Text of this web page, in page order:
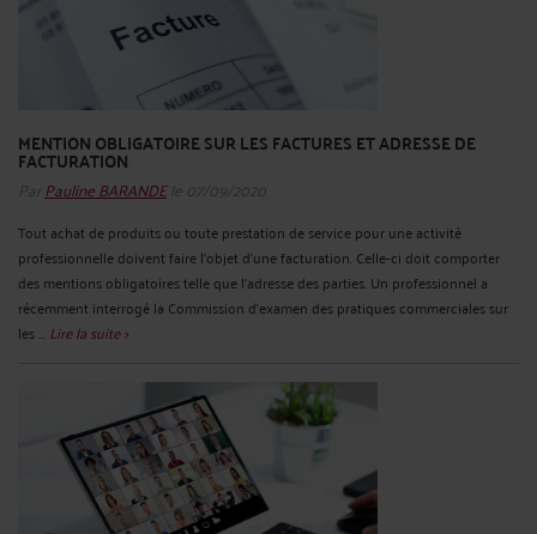
MENTION OBLIGATOIRE SUR LES FACTURES ET ADRESSE DE
FACTURATION
Par Pauline BARANDEle 07/09/2020
Tout achat de produits ou toute prestation de service pour une activité
professionnelle doivent faire l’objet d’une facturation. Celle-ci doit comporter
des mentions obligatoires telle que l’adresse des parties. Un professionnel a
récemment interrogé la Commission d’examen des pratiques commerciales sur
les ... Lire la suite >